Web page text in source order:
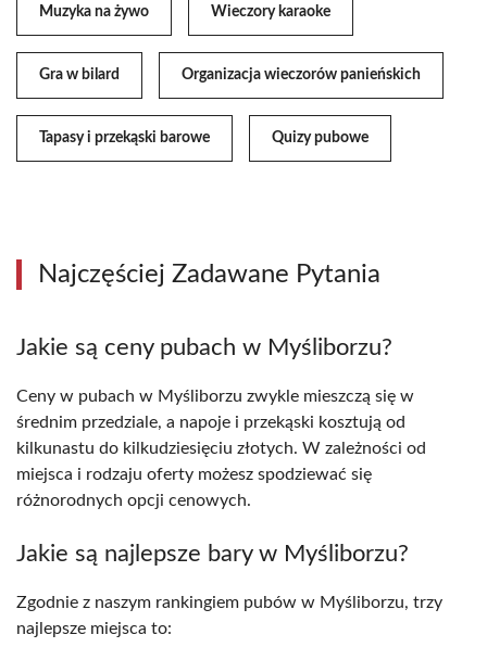
Muzyka na żywo Wieczory karaoke
Gra w bilard Organizacja wieczorów panieńskich
Tapasy i przekąski barowe Quizy pubowe
Najczęściej Zadawane Pytania
Jakie są ceny pubach w Myśliborzu?
Ceny w pubach w Myśliborzu zwykle mieszczą się w
średnim przedziale, a napoje i przekąski kosztują od
kilkunastu do kilkudziesięciu złotych. W zależności od
miejsca i rodzaju oferty możesz spodziewać się
różnorodnych opcji cenowych.
Jakie są najlepsze bary w Myśliborzu?
Zgodnie z naszym rankingiem pubów w Myśliborzu, trzy
najlepsze miejsca to: